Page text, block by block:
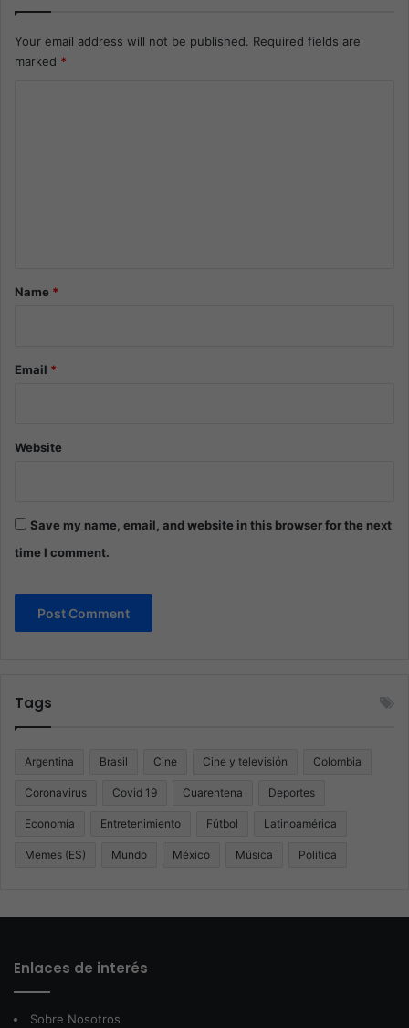
Your email address will not be published. Required fields are
marked *
*Name *
Email *
Website
Save my name, email, and website in this browser for the next
time I comment.
Tags
Argentina Brasil Cine Cine y televisión Colombia
Coronavirus Covid 19 Cuarentena Deportes
Economía Entretenimiento Fútbol Latinoamérica
Memes (ES) Mundo México Música Politica
Enlaces de interés
Sobre Nosotros